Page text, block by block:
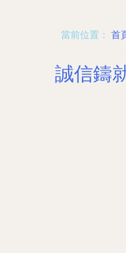
當前位置： 首
誠信鑄